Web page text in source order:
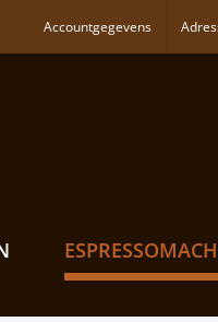
Accountgegevens